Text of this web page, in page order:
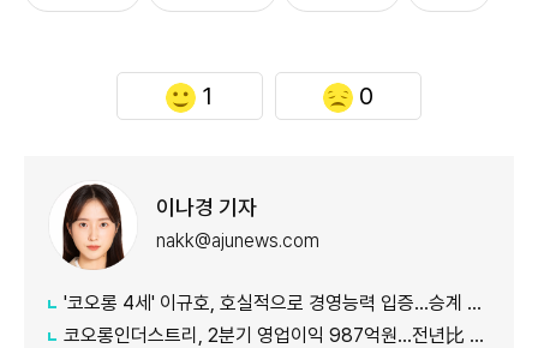
1 0
이나경 기자
nakk@ajunews.com
'코오롱 4세' 이규호, 호실적으로 경영능력 입증…승계 기반 강화
코오롱인더스트리, 2분기 영업이익 987억원...전년比 118% 증가